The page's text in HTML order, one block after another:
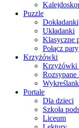
Puzzle
Dokładanki
Układanki
Klasyczne
Połącz pary
Krzyżówki
Krzyżówki
Rozsypane
Portale
Dla dzieci
Szkoła
Liceum